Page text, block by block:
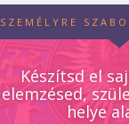
SZEMÉLYRE
Készítsd el
elemzésed,
helye